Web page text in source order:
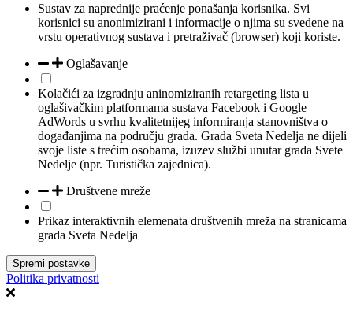
Sustav za naprednije praćenje ponašanja korisnika. Svi
korisnici su anonimizirani i informacije o njima su svedene na
vrstu operativnog sustava i pretraživač (browser) koji koriste.
Oglašavanje
Kolačići za izgradnju aninomiziranih retargeting lista u
oglašivačkim platformama sustava Facebook i Google
AdWords u svrhu kvalitetnijeg informiranja stanovništva o
događanjima na području grada. Grada Sveta Nedelja ne dijeli
svoje liste s trećim osobama, izuzev službi unutar grada Svete
Nedelje (npr. Turistička zajednica).
Društvene mreže
Prikaz interaktivnih elemenata društvenih mreža na stranicama
grada Sveta Nedelja
Spremi postavke
Politika privatnosti